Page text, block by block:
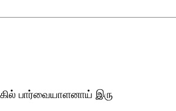
பார்வையாளனாய் இரு